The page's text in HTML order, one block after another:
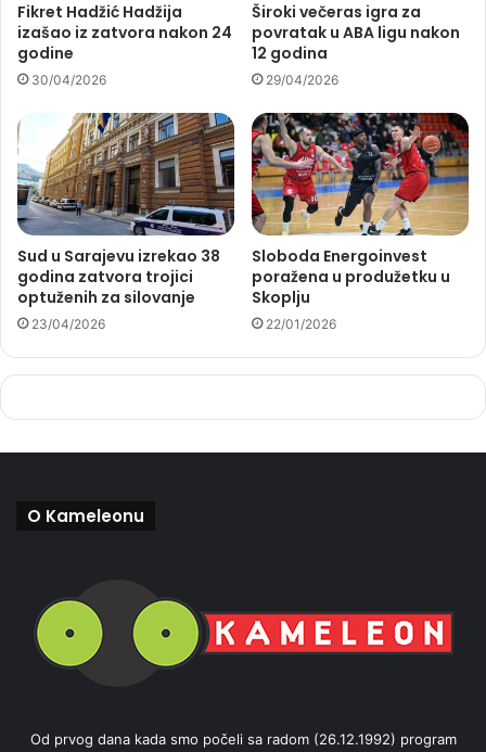
Fikret Hadžić Hadžija
izašao iz zatvora nakon 24
godine
30/04/2026
Široki večeras igra za
povratak u ABA ligu nakon
12 godina
29/04/2026
Sud u Sarajevu izrekao 38
godina zatvora trojici
optuženih za silovanje
23/04/2026
Sloboda Energoinvest
poražena u produžetku u
Skoplju
22/01/2026
O Kameleonu
Od prvog dana kada smo počeli sa radom (26.12.1992) program